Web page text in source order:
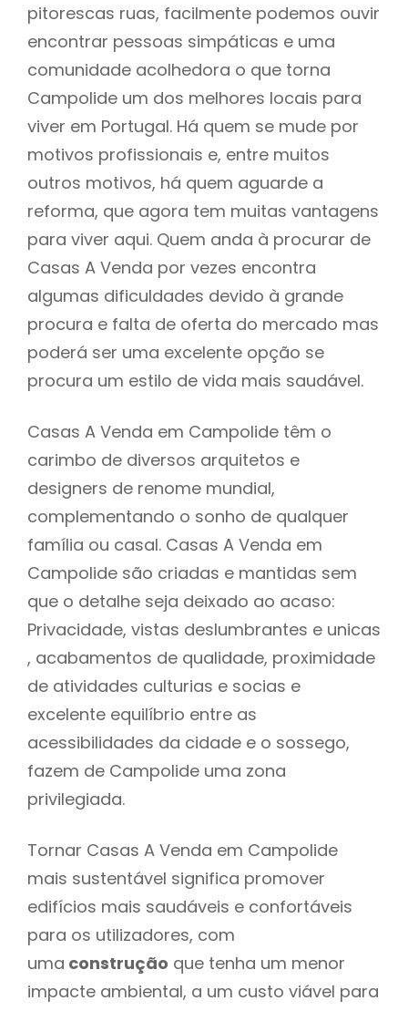
pitorescas ruas, facilmente podemos ouvir
encontrar pessoas simpáticas e uma
comunidade acolhedora o que torna
Campolide um dos melhores locais para
viver em Portugal. Há quem se mude por
motivos profissionais e, entre muitos
outros motivos, há quem aguarde a
reforma, que agora tem muitas vantagens
para viver aqui. Quem anda à procurar de
Casas A Venda por vezes encontra
algumas dificuldades devido à grande
procura e falta de oferta do mercado mas
poderá ser uma excelente opção se
procura um estilo de vida mais saudável.
Casas A Venda em Campolide têm o
carimbo de diversos arquitetos e
designers de renome mundial,
complementando o sonho de qualquer
família ou casal. Casas A Venda em
Campolide são criadas e mantidas sem
que o detalhe seja deixado ao acaso:
Privacidade, vistas deslumbrantes e unicas
, acabamentos de qualidade, proximidade
de atividades culturias e socias e
excelente equilíbrio entre as
acessibilidades da cidade e o sossego,
fazem de Campolide uma zona
privilegiada.
Tornar Casas A Venda em Campolide
mais sustentável significa promover
edifícios mais saudáveis e confortáveis
para os utilizadores, com
uma construção que tenha um menor
impacte ambiental, a um custo viável para